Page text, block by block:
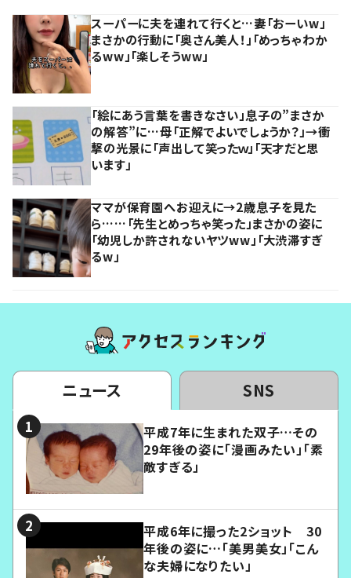
スーパーに夫を連れて行くと…妻「おーいw」
まさかの行動に「奥さん美人！」「めっちゃわか
るww」「楽しそうww」
「絵にあう言葉を書きなさい」息子の”まさか
の解答”に…母「正解でよいでしょうか？」→衝
撃の光景に「声出して笑ったｗ」「天才だと思
います」
ママが保育園へお迎えに→2歳息子を見た
ら……「先生とめっちゃ笑った」まさかの姿に
「幼児しか許されないヤツww」「大渋滞すぎ
るw」
ニュース SNS
平成7年に生まれた双子…その
29年後の姿に「漫画みたい」「素
敵すぎる」
平成6年に撮った2ショット 30
年後の姿に…「美男美女」「こん
な夫婦になりたい」